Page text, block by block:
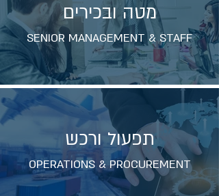
מטה ובכירים
SENIOR MANAGEMENT & STAFF
תפעול ורכש
OPERATIONS & PROCUREMENT